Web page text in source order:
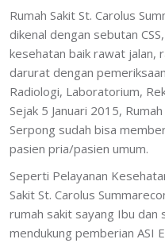
Rumah Sakit St. Carolus
dikenal dengan sebutan
kesehatan baik rawat jalan,
darurat dengan
Radiologi, Laboratorium,
Sejak 5 Januari 2015,
Serpong sudah bisa
pasien pria/pasien umum.
Seperti Pelayanan
Sakit St. Carolus
rumah sakit sayang Ibu dan
mendukung pemberian ASI